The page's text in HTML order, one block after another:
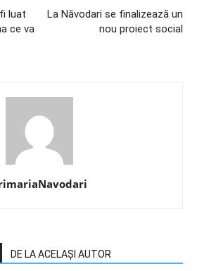
luat
ce va
La Năvodari se finalizează un
nou proiect social
DE LA ACELAȘI AUTOR